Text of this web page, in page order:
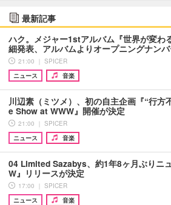
最新記事
ハク。メジャー1stアルバム『世界が変わ
細発表、アルバムよりオープニングナン
21:00 ｜ SPICER
ニュース
音楽
川辺素（ミツメ）、初の自主企画『“行方
e Show at WWW』開催が決定
21:00 ｜ SPICER
ニュース
音楽
04 Limited Sazabys、約1年8ヶ月ぶりニ
W』リリースが決定
17:00 ｜ SPICER
ニュース
音楽